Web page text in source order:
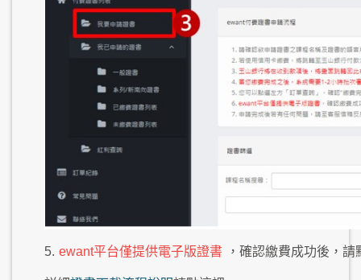
5. ewant平台僅提供電子版證書 ，確認繳費成功後，